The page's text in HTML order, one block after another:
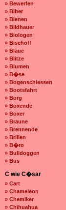
» Bewerfen
» Biber
» Bienen
» Bildhauer
» Biologen
» Bischoff
» Blaue
» Blitze
» Blumen
» B�se
» Bogenschiessen
» Bootsfahrt
» Borg
» Boxende
» Boxer
» Braune
» Brennende
» Brillen
» B�ro
» Bulldoggen
» Bus
C wie C�sar
» Cart
» Chameleon
» Chemiker
» Chihuahua